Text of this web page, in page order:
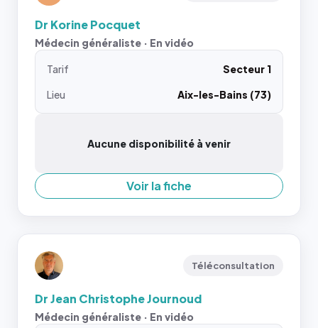
Dr Korine Pocquet
Médecin généraliste · En vidéo
Tarif
Secteur 1
Lieu
Aix-les-Bains (73)
Aucune disponibilité à venir
Voir la fiche
Téléconsultation
Dr Jean Christophe Journoud
Médecin généraliste · En vidéo